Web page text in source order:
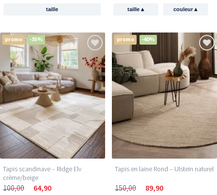
taille taille▴ couleur▴
promo -35%
Tapis scandinave – Ridge Elv
crème/beige
100,00 64,90
promo -40%
Tapis en laine Rond – Ulstein naturel
150,00 89,90